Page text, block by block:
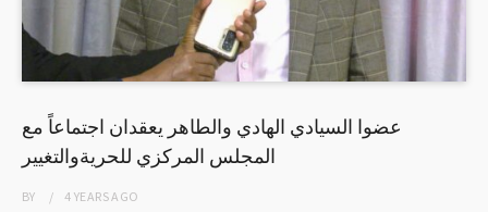
عضوا السيادي الهادي والطاهر يعقدان اجتماعاً مع
المجلس المركزي للحريةوالتغيير
BY 4 YEARSAGO